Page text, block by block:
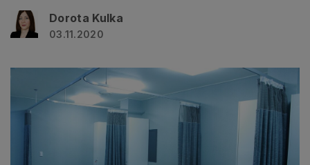
Dorota Kulka
03.11.2020